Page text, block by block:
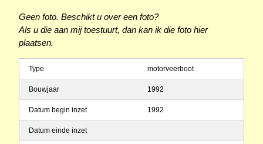
Geen foto. Beschikt u over een foto?
Als u die aan mij toestuurt, dan kan ik die foto hier
plaatsen.
Type motorveerboot
Bouwjaar 1992
Datum begin inzet 1992
Datum einde inzet